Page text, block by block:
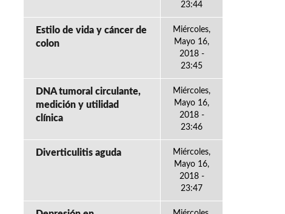
23:44
Estilo de vida y cáncer de
colon
Miércoles,
Mayo 16,
2018 -
23:45
DNA tumoral circulante,
medición y utilidad
clínica
Miércoles,
Mayo 16,
2018 -
23:46
Diverticulitis aguda
Miércoles,
Mayo 16,
2018 -
23:47